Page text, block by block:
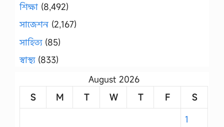
শিক্ষা (8,492)
সাজেশন (2,167)
সাহিত্য(85)
স্বাস্থ্য(833)
August 2026
S
M T W T F
S
1